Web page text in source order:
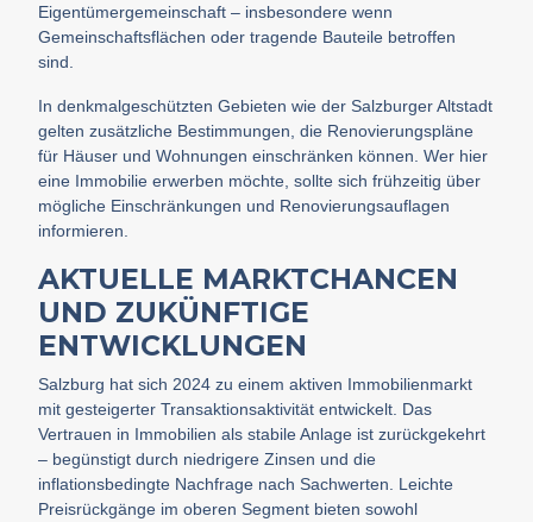
Eigentümergemeinschaft – insbesondere wenn
Gemeinschaftsflächen oder tragende Bauteile betroffen
sind.
In denkmalgeschützten Gebieten wie der Salzburger Altstadt
gelten zusätzliche Bestimmungen, die Renovierungspläne
für Häuser und Wohnungen einschränken können. Wer hier
eine Immobilie erwerben möchte, sollte sich frühzeitig über
mögliche Einschränkungen und Renovierungsauflagen
informieren.
AKTUELLE MARKTCHANCEN
UND ZUKÜNFTIGE
ENTWICKLUNGEN
Salzburg hat sich 2024 zu einem aktiven Immobilienmarkt
mit gesteigerter Transaktionsaktivität entwickelt. Das
Vertrauen in Immobilien als stabile Anlage ist zurückgekehrt
– begünstigt durch niedrigere Zinsen und die
inflationsbedingte Nachfrage nach Sachwerten. Leichte
Preisrückgänge im oberen Segment bieten sowohl